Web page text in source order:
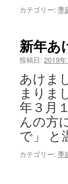
カテゴリー: 季
新年あ
投稿日: 2019
あけま
まりま
年３月
んの方
で」 と
カテゴリー: 季